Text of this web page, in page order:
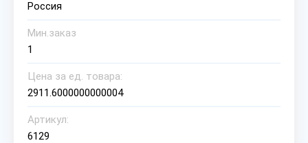
Россия
Мин.заказ
1
Цена за ед. товара:
2911.6000000000004
Артикул:
6129